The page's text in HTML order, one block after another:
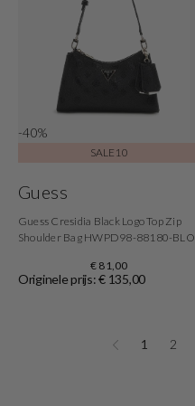
-40%
SALE10
Guess
Guess Cresidia Black Logo Top Zip
Shoulder Bag HWPD98-88180-BLO
€ 81,00
Originele prijs: € 135,00
1 2